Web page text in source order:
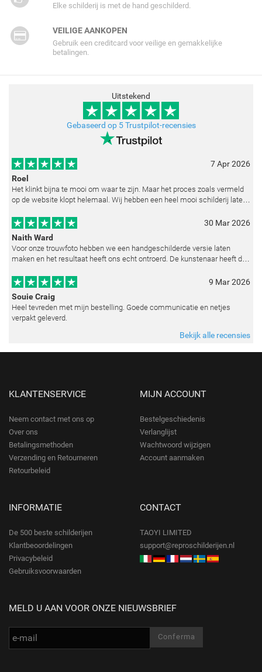
Elke schilderij is met de hand geschilderd.
VEILIGE AANKOPEN
Gebruik een creditcard voor veilige en gemakkelijke
betalingen.
Uitstekend
Gebaseerd op 5 Trustpilot-recensies
7 Apr 2026
Roel
Het klinkt bijna te mooi om waar te zijn. Maar het proces zoals vermeld
op de website klopt helemaal. Wij hebben een heel mooi schilderij laten
30 Mar 2026
Naith Ward
Voor onze trouwfoto hebben we een handgeschilderde versie laten
maken en het resultaat heeft ons echt ontroerd. De kunstenaar heeft de
9 Mar 2026
Souie Craig
Heel tevreden met mijn bestelling. Goede communicatie en netjes
verpakt geleverd.
Bekijk alle recensies
KLANTENSERVICE
Neem contact met ons op
Over ons
Betalingsmethoden
Verzending en Retourneren
Retourbeleid
MIJN ACCOUNT
Bestelgeschiedenis
Verlanglijst
Wachtwoord wijzigen
Account aanmaken
INFORMATIE
De 500 beste schilderijen
Klantbeoordelingen
Privacybeleid
Gebruiksvoorwaarden
CONTACT
TAOYI LIMITED
support@reproschilderijen.nl
MELD U AAN VOOR ONZE NIEUWSBRIEF